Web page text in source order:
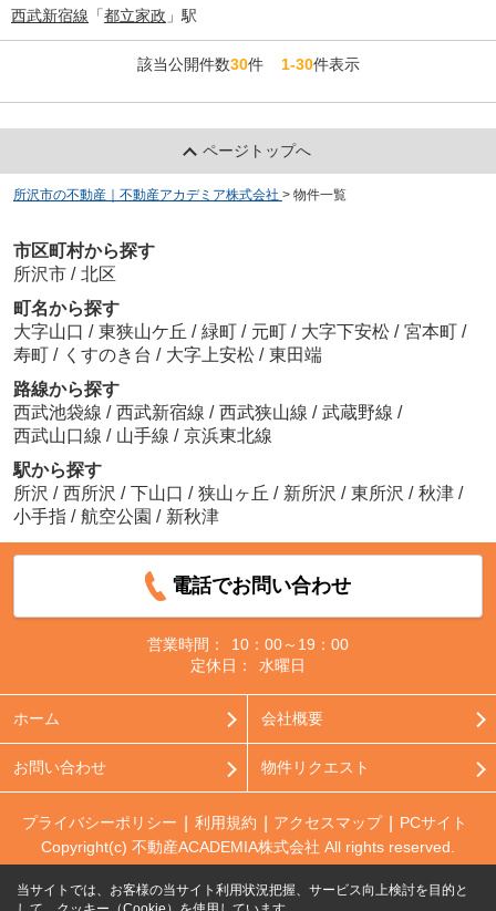
西武新宿線 「都立家政 」駅
該当公開件数30件1-30件表示
ページトップへ
所沢市の不動産｜不動産アカデミア株式会社 > 物件一覧
市区町村から探す
所沢市 / 北区
町名から探す
大字山口 / 東狭山ケ丘 / 緑町 / 元町 / 大字下安松 / 宮本町 /
寿町 / くすのき台 / 大字上安松 / 東田端
路線から探す
西武池袋線 / 西武新宿線 / 西武狭山線 / 武蔵野線 /
西武山口線 / 山手線 / 京浜東北線
駅から探す
所沢 / 西所沢 / 下山口 / 狭山ヶ丘 / 新所沢 / 東所沢 / 秋津 /
小手指 / 航空公園 / 新秋津
電話でお問い合わせ
営業時間：
10：00～19：00
定休日：
水曜日
ホーム 会社概要
お問い合わせ 物件リクエスト
プライバシーポリシー 利用規約 アクセスマップ
PCサイト
Copyright(c) 不動産ACADEMIA株式会社 All rights reserved.
当サイトでは、お客様の当サイト利用状況把握、サービス向上検討を目的と